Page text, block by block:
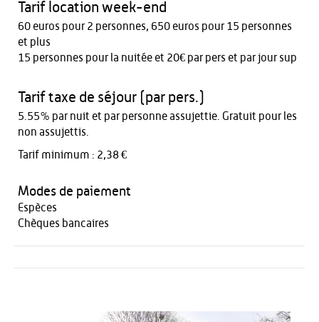
Tarif location week-end
60 euros pour 2 personnes, 650 euros pour 15 personnes
et plus
15 personnes pour la nuitée et 20€ par pers et par jour sup
Tarif taxe de séjour (par pers.)
5.55% par nuit et par personne assujettie. Gratuit pour les
non assujettis.
Tarif minimum : 2,38 €
Modes de paiement
Espèces
Chèques bancaires